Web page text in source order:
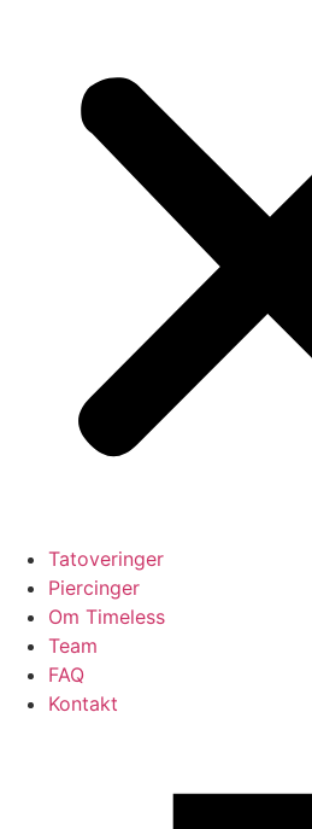
Tatoveringer
Piercinger
Om Timeless
Team
FAQ
Kontakt